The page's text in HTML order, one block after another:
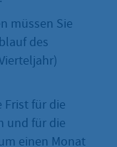
müssen Sie
des
Frist für die
und für die
einen Monat